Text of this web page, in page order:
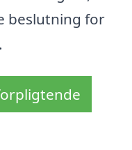
beslutning for